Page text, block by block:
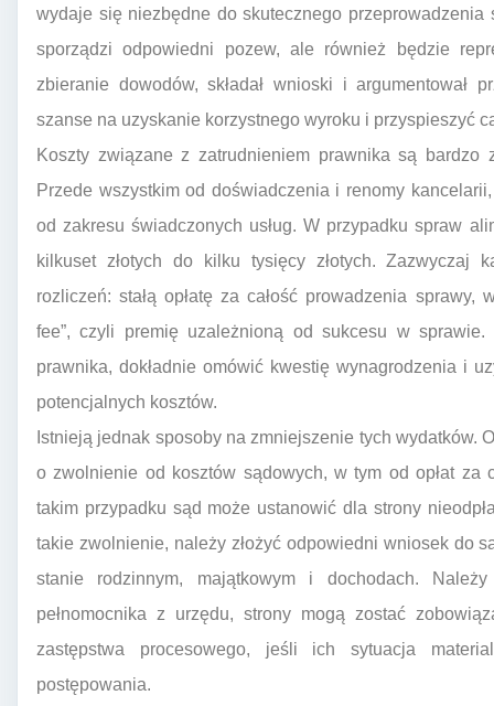
wydaje się niezbędne do skutecznego przeprowadzenia
sporządzi odpowiedni pozew, ale również będzie
zbieranie dowodów, składał wnioski i argumentował
szanse na uzyskanie korzystnego wyroku i przyspieszyć
Koszty związane z zatrudnieniem prawnika są
Przede wszystkim od doświadczenia i renomy
od zakresu świadczonych usług. W przypadku spraw
kilkuset złotych do kilku tysięcy złotych. Zazwyczaj
rozliczeń: stałą opłatę za całość prowadzenia sprawy,
fee”, czyli premię uzależnioną od sukcesu w
prawnika, dokładnie omówić kwestię wynagrodzenia i
potencjalnych kosztów.
Istnieją jednak sposoby na zmniejszenie tych wydatków.
o zwolnienie od kosztów sądowych, w tym od opłat za
takim przypadku sąd może ustanowić dla strony
takie zwolnienie, należy złożyć odpowiedni wniosek do
stanie rodzinnym, majątkowym i dochodach.
pełnomocnika z urzędu, strony mogą zostać
zastępstwa procesowego, jeśli ich sytuacja
postępowania.